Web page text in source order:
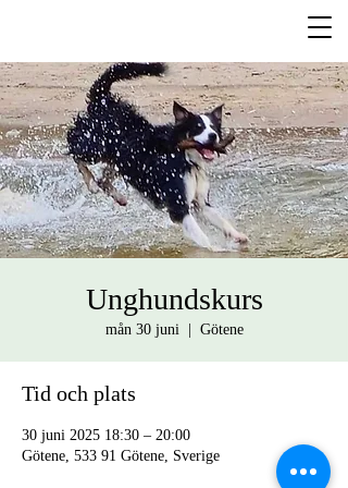
Unghundskurs
mån 30 juni
  |
Götene
Tid och plats
30 juni 2025 18:30 – 20:00
Götene, 533 91 Götene, Sverige